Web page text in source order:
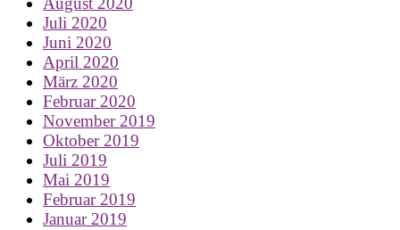
Juli 2020
Juni 2020
April 2020
März 2020
Februar 2020
November 2019
Oktober 2019
Juli 2019
Mai 2019
Februar 2019
Januar 2019